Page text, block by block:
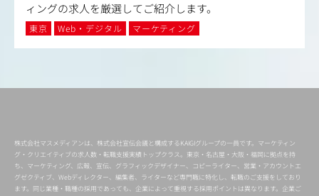
ィングの求人を厳選してご紹介します。
東京 Web・デジタル マーケティング
株式会社マスメディアンは、株式会社宣伝会議と構成するKAIGIグループの一員です。マーケティン
グ・クリエイティブの求人数・転職支援実績トップクラス。東京・名古屋・大阪・福岡に拠点を持
ち、マーケティング、広報、宣伝、グラフィックデザイナー、コピーライター、営業・アカウントエ
グゼクティブ、Webディレクター、編集者、ライターなど専門職に特化し、転職のご支援をしており
ます。同じ業種・職種の採用であっても、企業によって重視する採用ポイントは異なります。企業ご